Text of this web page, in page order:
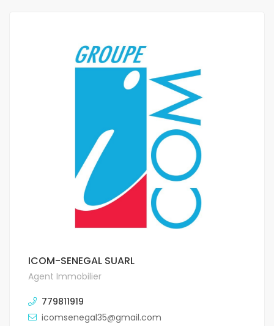
ICOM-SENEGAL SUARL
Agent Immobilier
779811919
icomsenegal35@gmail.com